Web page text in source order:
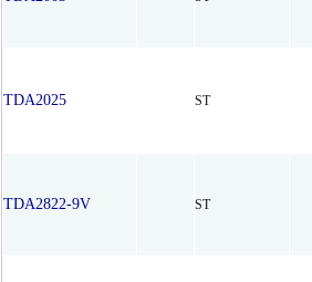
TDA2025 ST
TDA2822-9V ST